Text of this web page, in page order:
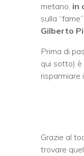
metano, in
sulla
Gilberto
Prima di
qui sotto) è
risparmiare
Grazie al
trovare